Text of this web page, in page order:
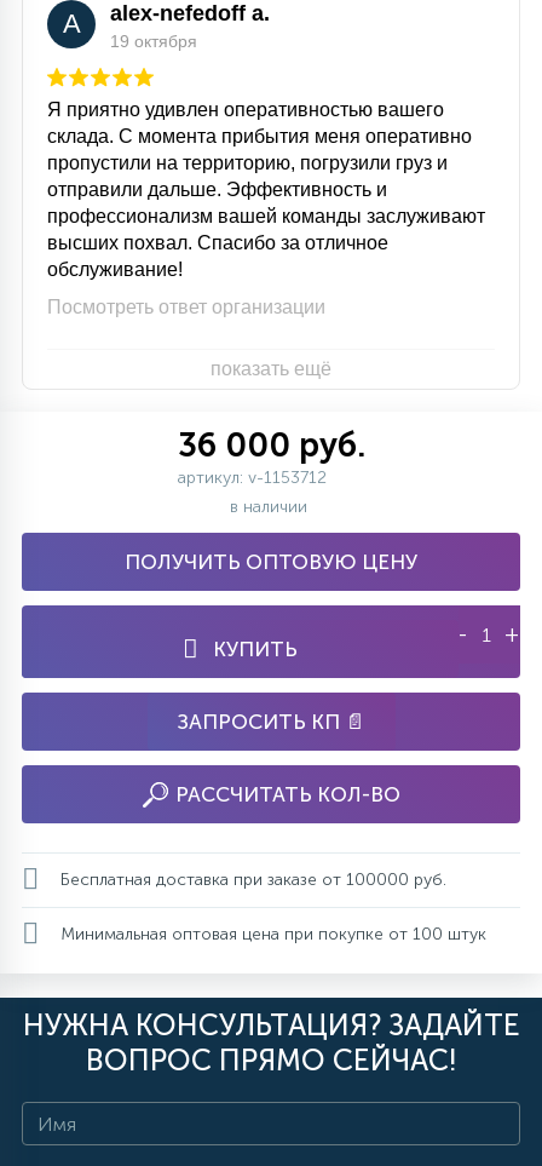
A alex-nefedoff a.
19 октября
Я приятно удивлен оперативностью вашего
склада. С момента прибытия меня оперативно
пропустили на территорию, погрузили груз и
отправили дальше. Эффективность и
профессионализм вашей команды заслуживают
высших похвал. Спасибо за отличное
обслуживание!
Посмотреть ответ организации
показать ещё
36 000 руб.
артикул: v-1153712
в наличии
ПОЛУЧИТЬ ОПТОВУЮ ЦЕНУ
КУПИТЬ
- +
ЗАПРОСИТЬ КП 📄
РАССЧИТАТЬ КОЛ-ВО
Бесплатная доставка при заказе от 100000 руб.
Минимальная оптовая цена при покупке от 100 штук
НУЖНА КОНСУЛЬТАЦИЯ? ЗАДАЙТЕ
ВОПРОС ПРЯМО СЕЙЧАС!